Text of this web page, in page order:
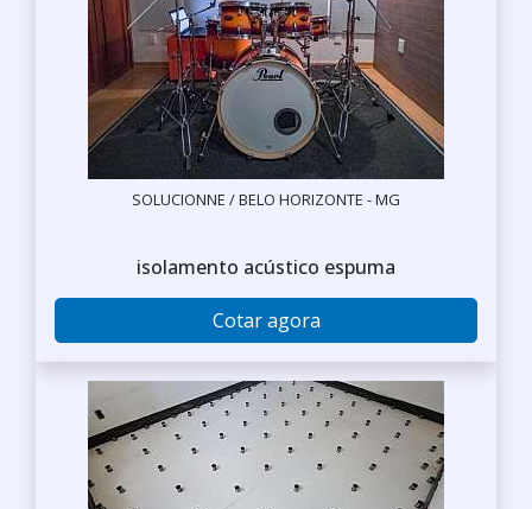
SOLUCIONNE / BELO HORIZONTE - MG
isolamento acústico espuma
Cotar agora